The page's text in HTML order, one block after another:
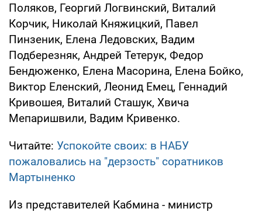
Поляков, Георгий Логвинский, Виталий
Корчик, Николай Княжицкий, Павел
Пинзеник, Елена Ледовских, Вадим
Подберезняк, Андрей Тетерук, Федор
Бендюженко, Елена Масорина, Елена Бойко,
Виктор Еленский, Леонид Емец, Геннадий
Кривошея, Виталий Сташук, Хвича
Мепаришвили, Вадим Кривенко.
Читайте: Успокойте своих: в НАБУ
пожаловались на "дерзость" соратников
Мартыненко
Из представителей Кабмина - министр